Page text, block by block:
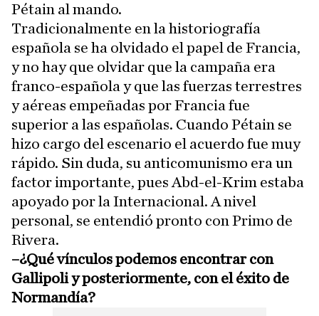
Pétain al mando.
Tradicionalmente en la historiografía
española se ha olvidado el papel de Francia,
y no hay que olvidar que la campaña era
franco-española y que las fuerzas terrestres
y aéreas empeñadas por Francia fue
superior a las españolas. Cuando Pétain se
hizo cargo del escenario el acuerdo fue muy
rápido. Sin duda, su anticomunismo era un
factor importante, pues Abd-el-Krim estaba
apoyado por la Internacional. A nivel
personal, se entendió pronto con Primo de
Rivera.
–¿Qué vínculos podemos encontrar con
Gallipoli y posteriormente, con el éxito de
Normandía?